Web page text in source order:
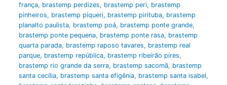
frança, brastemp perdizes, brastemp peri, brastemp
pinheiros, brastemp piqueri, brastemp pirituba, brastemp
planalto paulista, brastemp poá, brastemp ponte grande,
brastemp ponte pequena, brastemp ponte rasa, brastemp
quarta parada, brastemp raposo tavares, brastemp real
parque, brastemp república, brastemp ribeirão pires,
brastemp rio grande da serra, brastemp sacomã, brastemp
santa cecília, brastemp santa efigênia, brastemp santa isabel,